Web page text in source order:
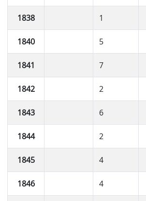
1838 1
1840 5
1841 7
1842 2
1843 6
1844 2
1845 4
1846 4